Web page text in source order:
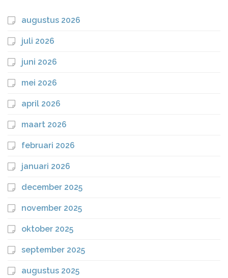
augustus 2026
juli 2026
juni 2026
mei 2026
april 2026
maart 2026
februari 2026
januari 2026
december 2025
november 2025
oktober 2025
september 2025
augustus 2025